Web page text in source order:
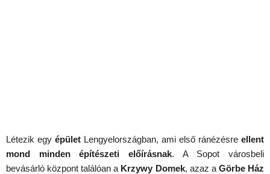
Létezik egy épület Lengyelországban, ami első ránézésre ellent
mond minden építészeti előírásnak. A Sopot városbeli
bevásárló központ találóan a Krzywy Domek, azaz a Görbe Ház